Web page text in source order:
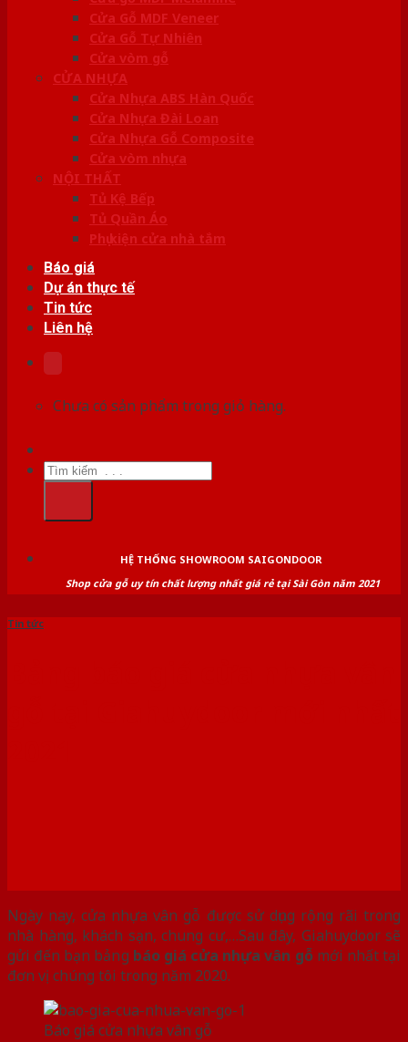
Cửa Gỗ MDF Veneer
Cửa Gỗ Tự Nhiên
Cửa vòm gỗ
CỬA NHỰA
Cửa Nhựa ABS Hàn Quốc
Cửa Nhựa Đài Loan
Cửa Nhựa Gỗ Composite
Cửa vòm nhựa
NỘI THẤT
Tủ Kệ Bếp
Tủ Quần Áo
Phụ kiện cửa nhà tắm
Báo giá
Dự án thực tế
Tin tức
Liên hệ
Chưa có sản phẩm trong giỏ hàng.
Tìm
kiếm:
HỆ THỐNG SHOWROOM SAIGONDOOR
Shop cửa gỗ uy tín chất lượng nhất giá rẻ tại Sài Gòn năm 2021
Tin tức
Ngày nay, cửa nhựa vân gỗ được sử dụng rộng rãi trong
nhà hàng, khách sạn, chung cư,…Sau đây, Giahuydoor sẽ
gửi đến bạn bảng báo giá cửa nhựa vân gỗ mới nhất tại
đơn vị chúng tôi trong năm 2020.
Báo giá cửa nhựa vân gỗ